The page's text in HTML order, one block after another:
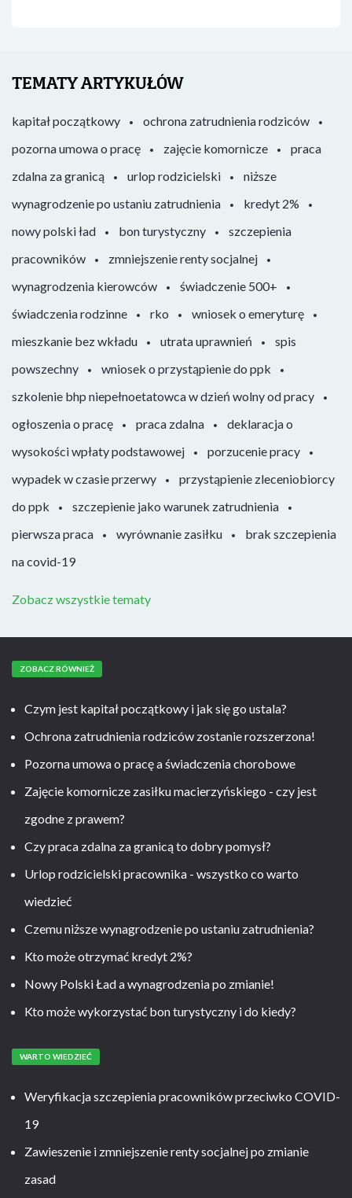
TEMATY ARTYKUŁÓW
kapitał początkowy
ochrona zatrudnienia rodziców
pozorna umowa o pracę
zajęcie komornicze
praca
zdalna za granicą
urlop rodzicielski
niższe
wynagrodzenie po ustaniu zatrudnienia
kredyt 2%
nowy polski ład
bon turystyczny
szczepienia
pracowników
zmniejszenie renty socjalnej
wynagrodzenia kierowców
świadczenie 500+
świadczenia rodzinne
rko
wniosek o emeryturę
mieszkanie bez wkładu
utrata uprawnień
spis
powszechny
wniosek o przystąpienie do ppk
szkolenie bhp niepełnoetatowca w dzień wolny od pracy
ogłoszenia o pracę
praca zdalna
deklaracja o
wysokości wpłaty podstawowej
porzucenie pracy
wypadek w czasie przerwy
przystąpienie zleceniobiorcy
do ppk
szczepienie jako warunek zatrudnienia
pierwsza praca
wyrównanie zasiłku
brak szczepienia
na covid-19
Zobacz wszystkie tematy
ZOBACZ RÓWNIEŻ
Czym jest kapitał początkowy i jak się go ustala?
Ochrona zatrudnienia rodziców zostanie rozszerzona!
Pozorna umowa o pracę a świadczenia chorobowe
Zajęcie komornicze zasiłku macierzyńskiego - czy jest
zgodne z prawem?
Czy praca zdalna za granicą to dobry pomysł?
Urlop rodzicielski pracownika - wszystko co warto
wiedzieć
Czemu niższe wynagrodzenie po ustaniu zatrudnienia?
Kto może otrzymać kredyt 2%?
Nowy Polski Ład a wynagrodzenia po zmianie!
Kto może wykorzystać bon turystyczny i do kiedy?
WARTO WIEDZIEĆ
Weryfikacja szczepienia pracowników przeciwko COVID-
19
Zawieszenie i zmniejszenie renty socjalnej po zmianie
zasad